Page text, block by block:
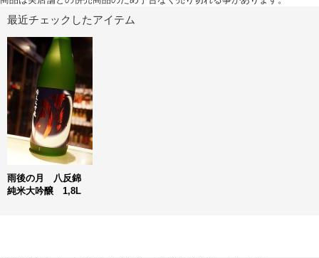
最近チェックしたアイテム
雨後の月 八反錦
純米大吟醸 1,8L